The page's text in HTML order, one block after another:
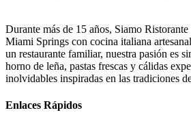
Durante más de 15 años, Siamo
Miami Springs con cocina italiana
un restaurante familiar, nuestra pasión es
horno de leña, pastas frescas y cálidas
inolvidables inspiradas en las tradiciones
Enlaces Rápidos